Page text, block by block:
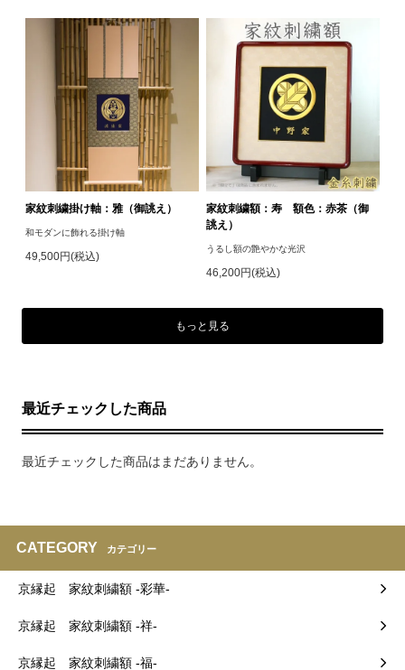
家紋刺繍掛け軸：雅（御誂え）
和モダンに飾れる掛け軸
49,500円(税込)
家紋刺繍額：寿 額色：赤茶（御
誂え）
うるし額の艶やかな光沢
46,200円(税込)
もっと見る
最近チェックした商品
最近チェックした商品はまだありません。
CATEGORY カテゴリー
京縁起 家紋刺繍額 -彩華-
京縁起 家紋刺繍額 -祥-
京縁起 家紋刺繍額 -福-